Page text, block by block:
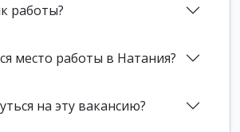
работы?
место работы в Натания?
на эту вакансию?